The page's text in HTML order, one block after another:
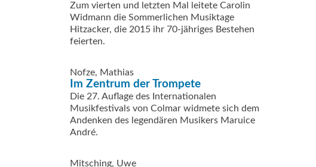
Zum vierten und letzten Mal leitete Carolin
Widmann die Sommerlichen Musiktage
Hitzacker, die 2015 ihr 70-jähriges Bestehen
feierten.
Nofze, Mathias
Im Zentrum der Trompete
Die 27. Auflage des Internationalen
Musikfestivals von Colmar widmete sich dem
Andenken des legendären Musikers Maruice
André.
Mitsching, Uwe